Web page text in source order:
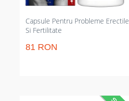
Capsule Pentru Probleme Erectile
Si Fertilitate
81 RON